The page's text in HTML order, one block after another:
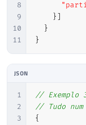
8
9
10
11
}
}
}
JSON
1
2
3
// Exemplo
// Tudo
{